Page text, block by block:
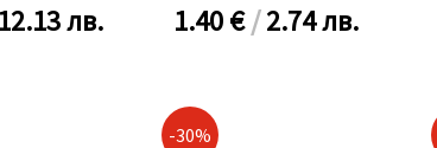
12.13 лв. 1.40€/2.74 лв.
-30%